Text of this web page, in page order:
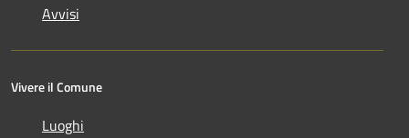
Avvisi
Vivere il Comune
Luoghi